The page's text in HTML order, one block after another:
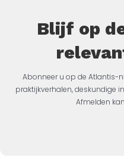
Blijf op
Abonneer u op de Atlantis-
praktijkverhalen, deskundige
Afmelden